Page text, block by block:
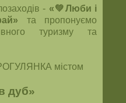
- «💚Люби і
та пропонуємо
туризму та
містом
дуб»